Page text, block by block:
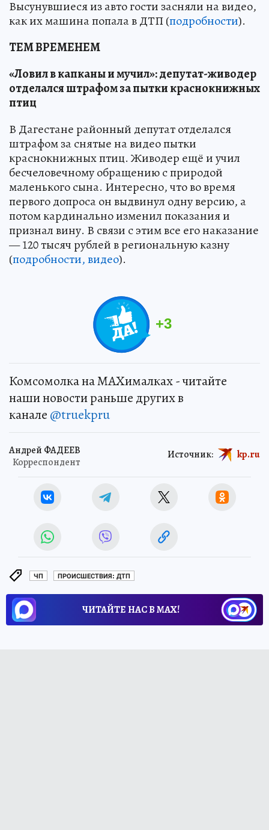
Высунувшиеся из авто гости засняли на видео,
как их машина попала в ДТП (подробности).
ТЕМ ВРЕМЕНЕМ
«Ловил в капканы и мучил»: депутат-живодер
отделался штрафом за пытки краснокнижных
птиц
В Дагестане районный депутат отделался
штрафом за снятые на видео пытки
краснокнижных птиц. Живодер ещё и учил
бесчеловечному обращению с природой
маленького сына. Интересно, что во время
первого допроса он выдвинул одну версию, а
потом кардинально изменил показания и
признал вину. В связи с этим все его наказание
— 120 тысяч рублей в региональную казну
(подробности, видео).
+3
Комсомолка на MAXималках - читайте
наши новости раньше других в
канале @truekpru
Андрей ФАДЕЕВ
Корреспондент
Источник: kp.ru
ЧП ПРОИСШЕСТВИЯ: ДТП
ЧИТАЙТЕ НАС В МАХ!